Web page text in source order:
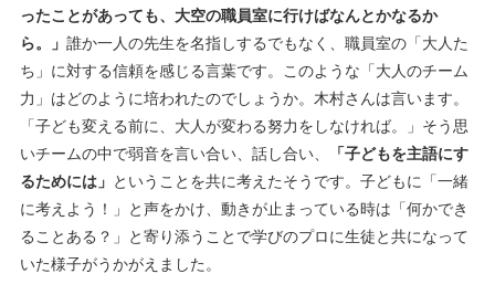
ったことがあっても、大空の職員室に行けばなんとかなるか
ら。」誰か一人の先生を名指しするでもなく、職員室の「大人た
ち」に対する信頼を感じる言葉です。このような「大人のチーム
力」はどのように培われたのでしょうか。木村さんは言います。
「子ども変える前に、大人が変わる努力をしなければ。」そう思
いチームの中で弱音を言い合い、話し合い、
「子どもを主語にす
るためには」 ということを共に考えたそうです。子どもに「一緒
に考えよう！」と声をかけ、動きが止まっている時は「何かでき
ることある？」と寄り添うことで学びのプロに生徒と共になって
いた様子がうかがえました。